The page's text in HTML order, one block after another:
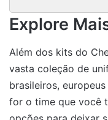
Explore
Além dos kits do
vasta coleção de
brasileiros,
for o time que você